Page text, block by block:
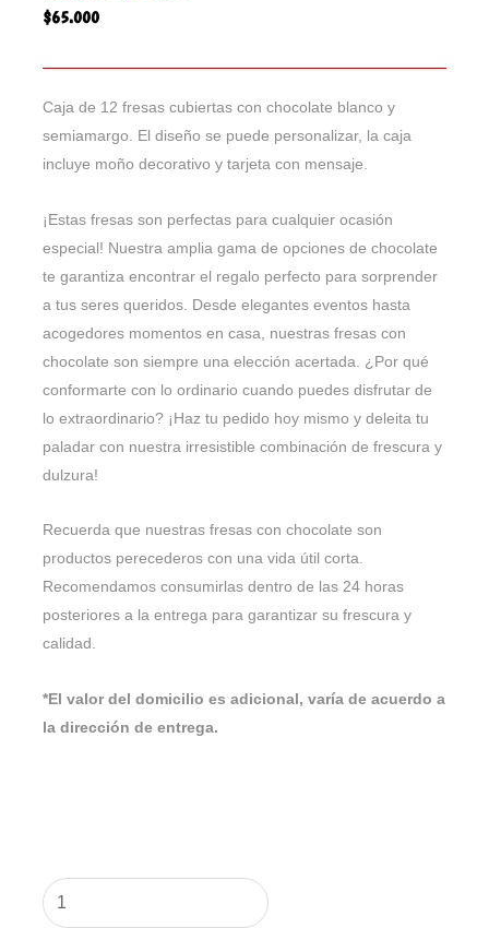
$65.000
Caja de 12 fresas cubiertas con chocolate blanco y
semiamargo. El diseño se puede personalizar, la caja
incluye moño decorativo y tarjeta con mensaje.
¡Estas fresas son perfectas para cualquier ocasión
especial! Nuestra amplia gama de opciones de chocolate
te garantiza encontrar el regalo perfecto para sorprender
a tus seres queridos. Desde elegantes eventos hasta
acogedores momentos en casa, nuestras fresas con
chocolate son siempre una elección acertada. ¿Por qué
conformarte con lo ordinario cuando puedes disfrutar de
lo extraordinario? ¡Haz tu pedido hoy mismo y deleita tu
paladar con nuestra irresistible combinación de frescura y
dulzura!
Recuerda que nuestras fresas con chocolate son
productos perecederos con una vida útil corta.
Recomendamos consumirlas dentro de las 24 horas
posteriores a la entrega para garantizar su frescura y
calidad.
*El valor del domicilio es adicional, varía de acuerdo a
la dirección de entrega.
Caja